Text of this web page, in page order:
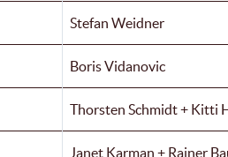
Stefan Weidner
Boris Vidanovic
Thorsten Schmidt + Kitti
Janet Karman + Rainer